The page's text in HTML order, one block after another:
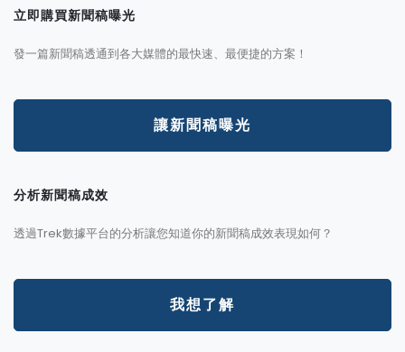
立即購買新聞稿曝光
發一篇新聞稿透通到各大媒體的最快速、最便捷的方案！
讓新聞稿曝光
分析新聞稿成效
透過Trek數據平台的分析讓您知道你的新聞稿成效表現如何？
我想了解